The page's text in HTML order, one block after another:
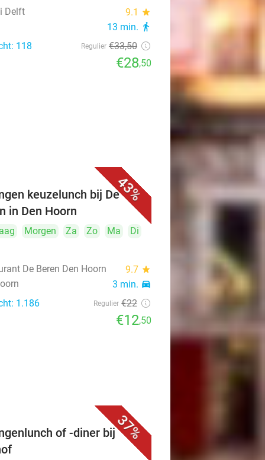
Delft
9.1 star
13 min. directions_walk
118 Regulier €33,50
€28,50
43%
keuzelunch bij De
in Den Hoorn
Morgen Za Zo Ma
Di
De Beren Den Hoorn
9.7 star
3 min. directions_car
1.186 Regulier €22
€12,50
37%
of -diner bij